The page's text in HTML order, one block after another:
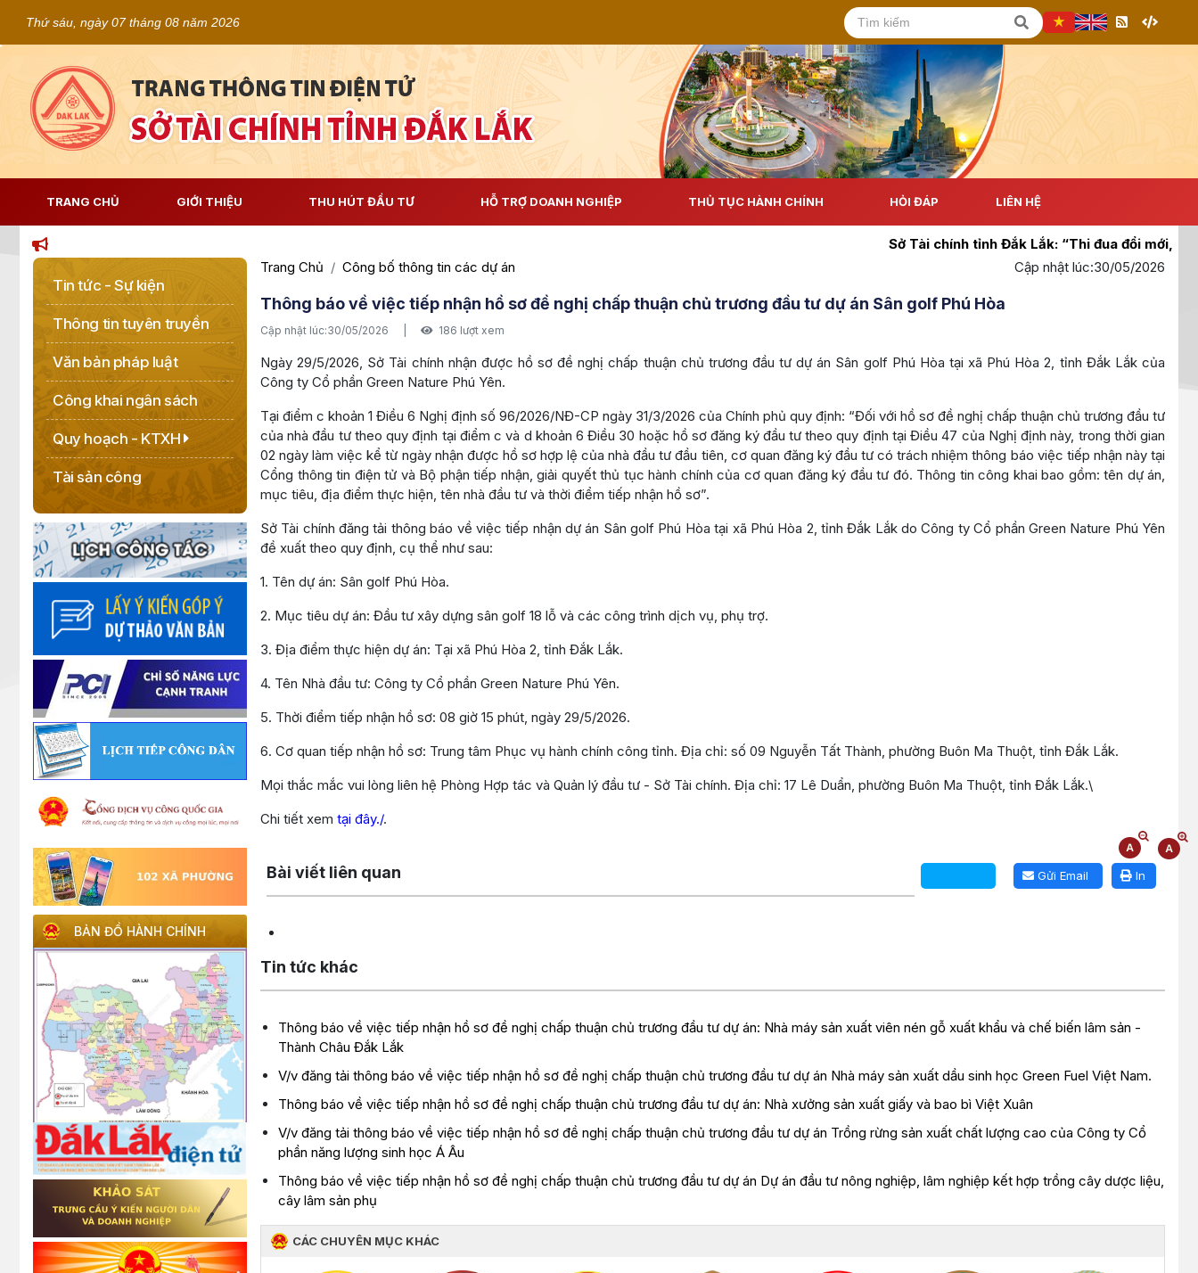
Thứ sáu, ngày 07 tháng 08 năm 2026
TRANG CHỦ GIỚI THIỆU THU HÚT ĐẦU TƯ HỖ TRỢ DOANH NGHIỆP THỦ TỤC HÀNH CHÍNH HỎI ĐÁP LIÊN HỆ
Sở Tài chính tỉnh Đắk Lắk: “Thi đua đổi mới, sáng
Tin tức - Sự kiện
Thông tin tuyên truyền
Văn bản pháp luật
Công khai ngân sách
Quy hoạch - KTXH
Tài sản công
BẢN ĐỒ HÀNH CHÍNH
Trang Chủ Công bố thông tin các dự án Cập nhật lúc:30/05/2026
Thông báo về việc tiếp nhận hồ sơ đề nghị chấp thuận chủ trương đầu tư dự án Sân golf Phú Hòa
Cập nhật lúc:30/05/2026 186 lượt xem
Ngày 29/5/2026, Sở Tài chính nhận được hồ sơ đề nghị chấp thuận chủ trương đầu tư dự án Sân golf Phú Hòa tại xã Phú Hòa 2, tỉnh Đắk Lắk của
Công ty Cổ phần Green Nature Phú Yên.
Tại điểm c khoản 1 Điều 6 Nghị định số 96/2026/NĐ-CP ngày 31/3/2026 của Chính phủ quy định: “Đối với hồ sơ đề nghị chấp thuận chủ trương đầu tư
của nhà đầu tư theo quy định tại điểm c và d khoản 6 Điều 30 hoặc hồ sơ đăng ký đầu tư theo quy định tại Điều 47 của Nghị định này, trong thời gian
02 ngày làm việc kể từ ngày nhận được hồ sơ hợp lệ của nhà đầu tư đầu tiên, cơ quan đăng ký đầu tư có trách nhiệm thông báo việc tiếp nhận này tại
Cổng thông tin điện tử và Bộ phận tiếp nhận, giải quyết thủ tục hành chính của cơ quan đăng ký đầu tư đó. Thông tin công khai bao gồm: tên dự án,
mục tiêu, địa điểm thực hiện, tên nhà đầu tư và thời điểm tiếp nhận hồ sơ”.
Sở Tài chính đăng tải thông báo về việc tiếp nhận dự án Sân golf Phú Hòa tại xã Phú Hòa 2, tỉnh Đắk Lắk do Công ty Cổ phần Green Nature Phú Yên
đề xuất theo quy định, cụ thể như sau:
1. Tên dự án: Sân golf Phú Hòa.
2. Mục tiêu dự án: Đầu tư xây dựng sân golf 18 lỗ và các công trình dịch vụ, phụ trợ.
3. Địa điểm thực hiện dự án: Tại xã Phú Hòa 2, tỉnh Đắk Lắk.
4. Tên Nhà đầu tư: Công ty Cổ phần Green Nature Phú Yên.
5. Thời điểm tiếp nhận hồ sơ: 08 giờ 15 phút, ngày 29/5/2026.
6. Cơ quan tiếp nhận hồ sơ: Trung tâm Phục vụ hành chính công tỉnh. Địa chỉ: số 09 Nguyễn Tất Thành, phường Buôn Ma Thuột, tỉnh Đắk Lắk.
Mọi thắc mắc vui lòng liên hệ Phòng Hợp tác và Quản lý đầu tư - Sở Tài chính. Địa chỉ: 17 Lê Duẩn, phường Buôn Ma Thuột, tỉnh Đắk Lắk.\
Chi tiết xem tại đây./.
In
Gửi Email
Bài viết liên quan
Tin tức khác
Thông báo về việc tiếp nhận hồ sơ đề nghị chấp thuận chủ trương đầu tư dự án: Nhà máy sản xuất viên nén gỗ xuất khẩu và chế biến lâm sản -
Thành Châu Đắk Lắk
V/v đăng tải thông báo về việc tiếp nhận hồ sơ đề nghị chấp thuận chủ trương đầu tư dự án Nhà máy sản xuất dầu sinh học Green Fuel Việt Nam.
Thông báo về việc tiếp nhận hồ sơ đề nghị chấp thuận chủ trương đầu tư dự án: Nhà xưởng sản xuất giấy và bao bì Việt Xuân
V/v đăng tải thông báo về việc tiếp nhận hồ sơ đề nghị chấp thuận chủ trương đầu tư dự án Trồng rừng sản xuất chất lượng cao của Công ty Cổ
phần năng lượng sinh học Á Âu
Thông báo về việc tiếp nhận hồ sơ đề nghị chấp thuận chủ trương đầu tư dự án Dự án đầu tư nông nghiệp, lâm nghiệp kết hợp trồng cây dược liệu,
cây lâm sản phụ
CÁC CHUYÊN MỤC KHÁC